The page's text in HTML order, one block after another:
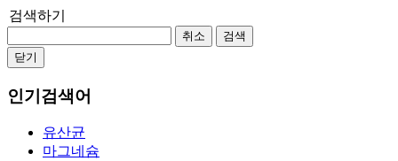
검색하기
취소
검색
닫기
인기검색어
유산균
마그네슘